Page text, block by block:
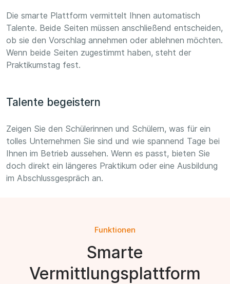
Die smarte Plattform vermittelt Ihnen automatisch
Talente. Beide Seiten müssen anschließend entscheiden,
ob sie den Vorschlag annehmen oder ablehnen möchten.
Wenn beide Seiten zugestimmt haben, steht der
Praktikumstag fest.
Talente begeistern
Zeigen Sie den Schülerinnen und Schülern, was für ein
tolles Unternehmen Sie sind und wie spannend Tage bei
Ihnen im Betrieb aussehen. Wenn es passt, bieten Sie
doch direkt ein längeres Praktikum oder eine Ausbildung
im Abschlussgespräch an.
Funktionen
Smarte
Vermittlungsplattform